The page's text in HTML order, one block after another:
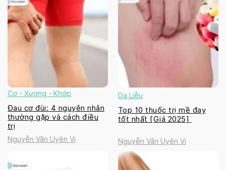
Cơ - Xương - Khớp
Đau cơ đùi: 4 nguyên nhân
thường gặp và cách điều
trị
Nguyễn Văn Uyên Vi
Da Liễu
Top 10 thuốc trị mề đay
tốt nhất [Giá 2025]
Nguyễn Văn Uyên Vi